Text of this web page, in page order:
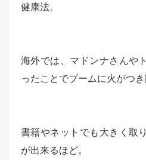
健康法。
海外では、マドンナさんや
ったことでブームに火がつき
書籍やネットでも大きく取
が出来るほど。